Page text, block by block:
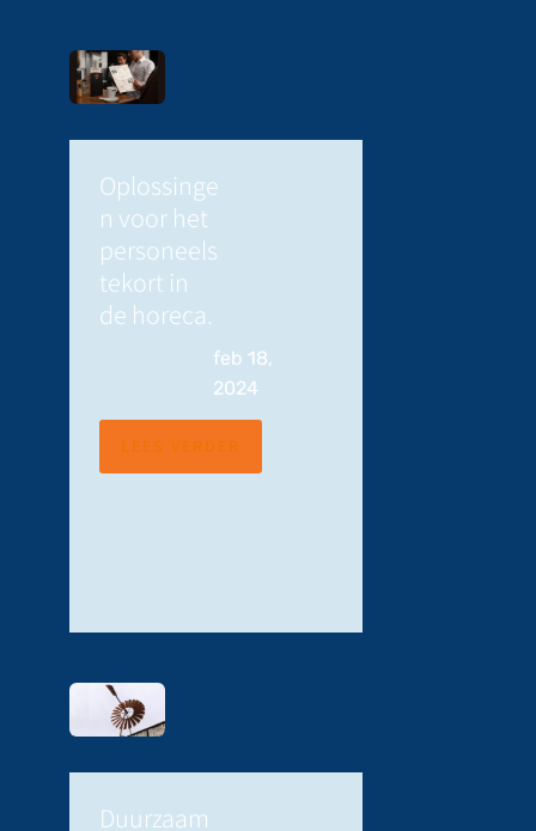
Oplossinge
n voor het
personeels
tekort in
de horeca.
feb 18,
2024
LEES VERDER
Duurzaam